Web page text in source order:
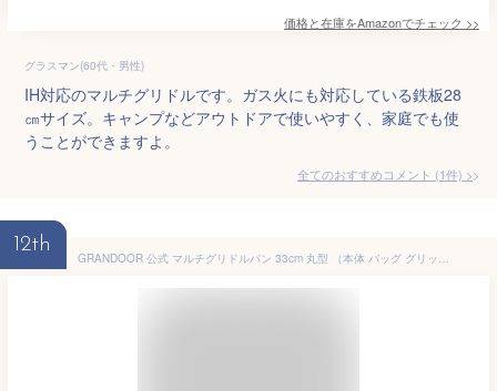
価格と在庫をAmazonでチェック >>
グラスマン(60代・男性)
IH対応のマルチグリドルです。ガス火にも対応している鉄板28
㎝サイズ。キャンプなどアウトドアで使いやすく、家庭でも使
うことができますよ。
全てのおすすめコメント (1件) >
12th
GRANDOOR 公式 マルチグリドルパン 33cm 丸型 （本体 バッグ グリップ） マルチ グリドルパン マルチグリドル 蓋 深型 収納 バッグ 丸形 ラウンドグリドル ラウンドグリドルパン 軽量 IH ガスコンロ 多機能 食洗器対応 IH対応 直火 キャンプ アウトドア 送料無料